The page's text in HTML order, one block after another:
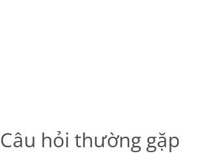
Câu hỏi thường gặp